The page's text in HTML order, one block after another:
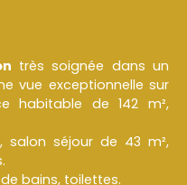
très soignée dans un
vue exceptionnelle sur
habitable de 142 m²,
salon séjour de 43 m²,
bains, toilettes.